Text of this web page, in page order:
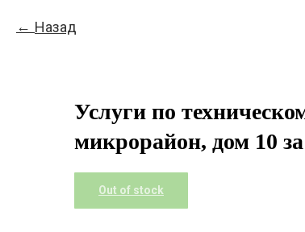
Назад
Услуги по
микрорайон, дом 10
Out of stock